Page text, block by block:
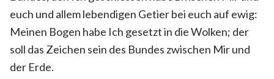
euch und allem lebendigen Getier bei euch auf ewig:
Meinen Bogen habe Ich gesetzt in die Wolken; der
soll das Zeichen sein des Bundes zwischen Mir und
der Erde.